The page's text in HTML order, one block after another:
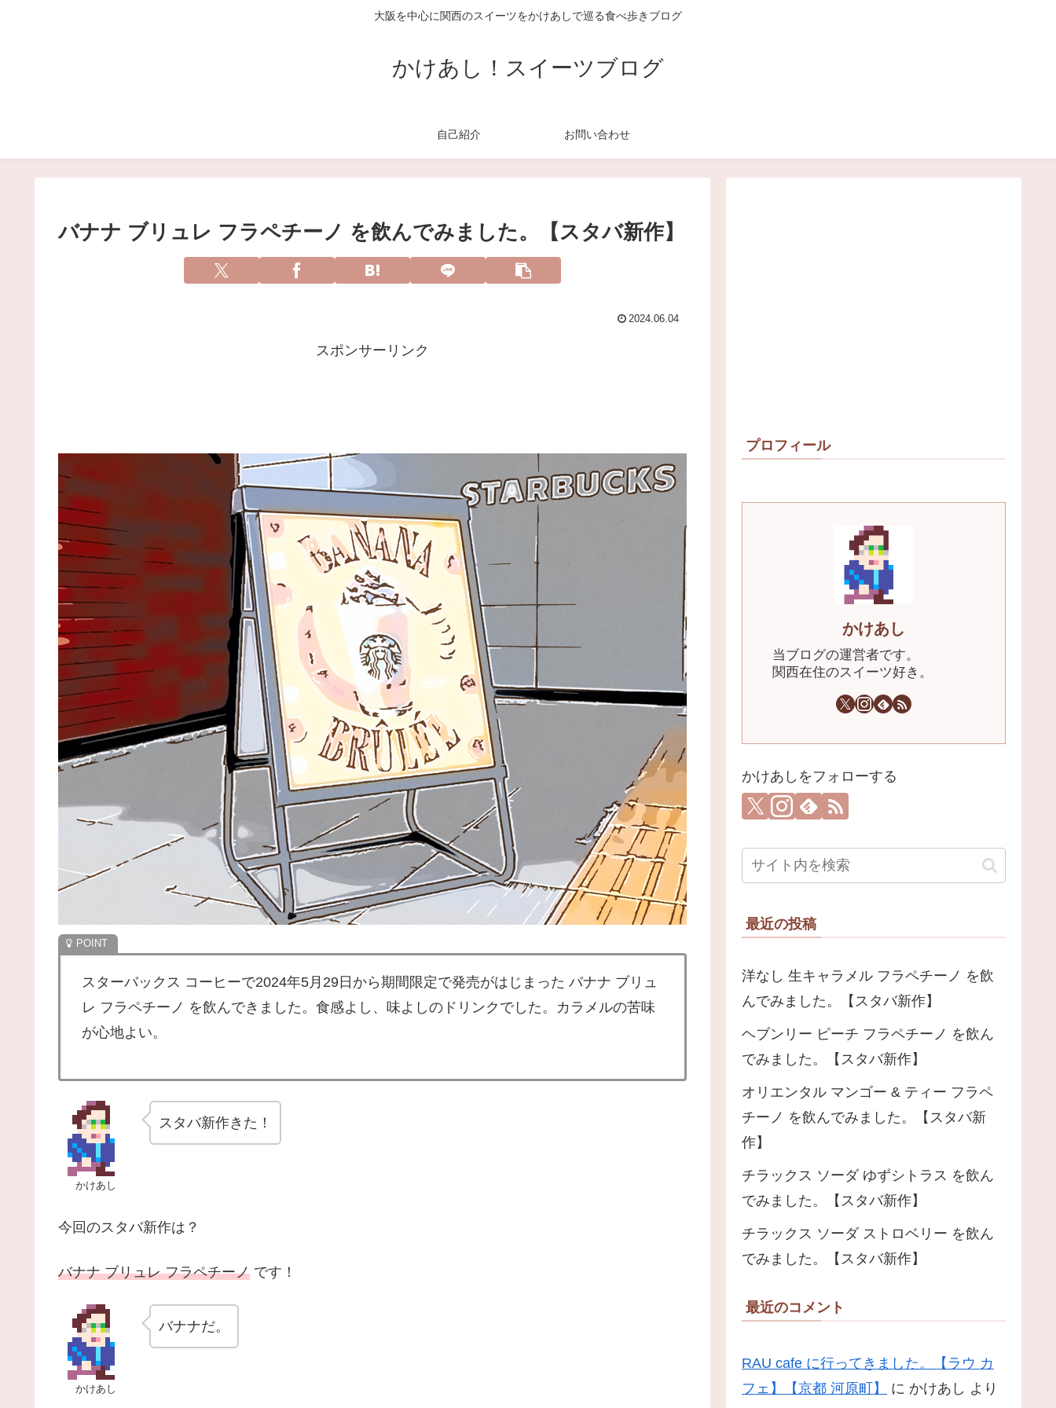
大阪を中心に関西のスイーツをかけあしで巡る食べ歩きブログ
かけあし！スイーツブログ
自己紹介 お問い合わせ
バナナ ブリュレ フラペチーノ を飲んでみました。【スタバ新作】
2024.06.04
スポンサーリンク
スターバックス コーヒーで2024年5月29日から期間限定で発売がはじまった バナナ ブリュ
レ フラペチーノ を飲んできました。食感よし、味よしのドリンクでした。カラメルの苦味
が心地よい。
かけあし
スタバ新作きた！
今回のスタバ新作は？
バナナ ブリュレ フラペチーノ です！
かけあし
バナナだ。
プロフィール
かけあし
当ブログの運営者です。
関西在住のスイーツ好き。
かけあしをフォローする
最近の投稿
洋なし 生キャラメル フラペチーノ を飲
んでみました。【スタバ新作】
ヘブンリー ピーチ フラペチーノ を飲ん
でみました。【スタバ新作】
オリエンタル マンゴー & ティー フラペ
チーノ を飲んでみました。【スタバ新
作】
チラックス ソーダ ゆずシトラス を飲ん
でみました。【スタバ新作】
チラックス ソーダ ストロベリー を飲ん
でみました。【スタバ新作】
最近のコメント
RAU cafe に行ってきました。【ラウ カ
フェ】【京都 河原町】
に かけあし より